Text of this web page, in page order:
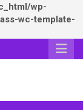
wp-
wc-template-